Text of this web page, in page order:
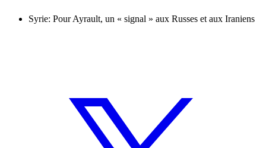
Syrie: Pour Ayrault, un « signal » aux Russes et aux Iraniens